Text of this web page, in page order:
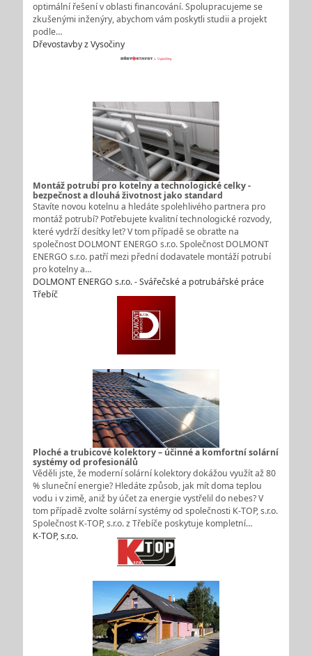
optimální řešení v oblasti financování. Spolupracujeme se
zkušenými inženýry, abychom vám poskytli studii a projekt
podle…
Dřevostavby z Vysočiny
Montáž potrubí pro kotelny a technologické celky -
bezpečnost a dlouhá životnost jako standard
Stavíte novou kotelnu a hledáte spolehlivého partnera pro
montáž potrubí? Potřebujete kvalitní technologické rozvody,
které vydrží desítky let? V tom případě se obraťte na
společnost DOLMONT ENERGO s.r.o. Společnost DOLMONT
ENERGO s.r.o. patří mezi přední dodavatele montáží potrubí
pro kotelny a…
DOLMONT ENERGO s.r.o. - Svářečské a potrubářské práce
Třebíč
Ploché a trubicové kolektory – účinné a komfortní solární
systémy od profesionálů
Věděli jste, že moderní solární kolektory dokážou využít až 80
% sluneční energie? Hledáte způsob, jak mít doma teplou
vodu i v zimě, aniž by účet za energie vystřelil do nebes? V
tom případě zvolte solární systémy od společnosti K-TOP, s.r.o.
Společnost K‑TOP, s.r.o. z Třebíče poskytuje kompletní…
K-TOP, s.r.o.